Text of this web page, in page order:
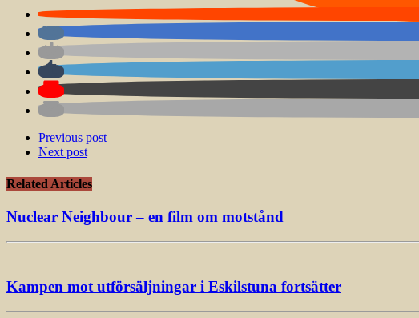
Previous post
Next post
Related Articles
Nuclear Neighbour – en film om motstånd
Kampen mot utförsäljningar i Eskilstuna fortsätter